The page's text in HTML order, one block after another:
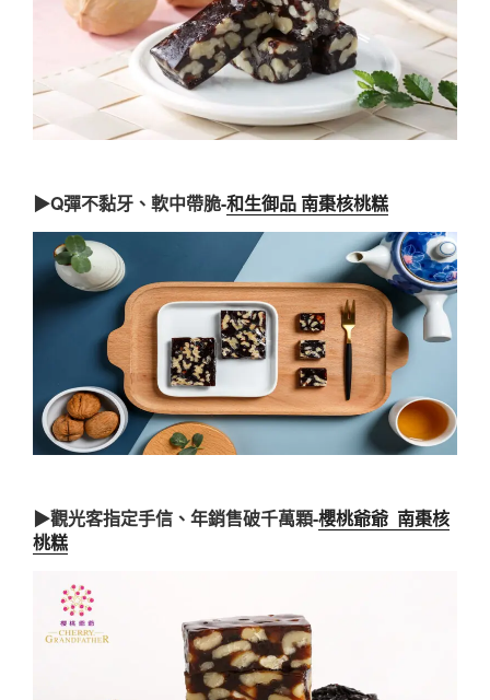
▶Q彈不黏牙、軟中帶脆-和生御品 南棗核桃糕
▶觀光客指定手信、年銷售破千萬顆-櫻桃爺爺 南棗核
桃糕